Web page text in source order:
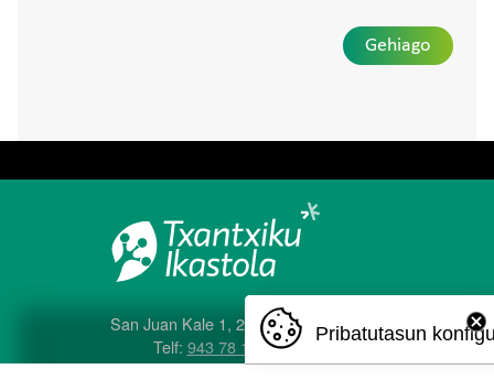
Gehiago
San Juan Kale 1, 20560 Oñati
Telf: 943 78 12 04
e-posta:txantxiku@ikastola.eus
Pribatutasun